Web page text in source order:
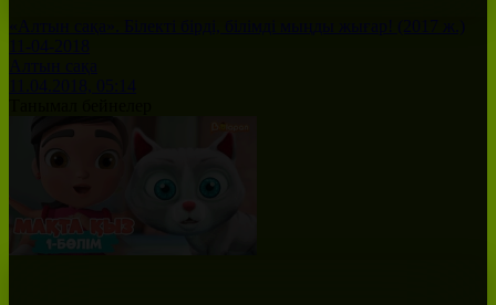
«Алтын сақа». Білекті бірді, білімді мыңды жығар! (2017 ж.)
11-04-2018
Алтын сақа
11.04.2018, 05:14